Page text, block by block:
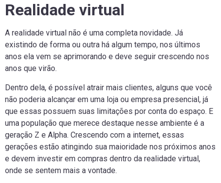
Realidade virtual
A realidade virtual não é uma completa novidade. Já
existindo de forma ou outra há algum tempo, nos últimos
anos ela vem se aprimorando e deve seguir crescendo nos
anos que virão.
Dentro dela, é possível atrair mais clientes, alguns que você
não poderia alcançar em uma loja ou empresa presencial, já
que essas possuem suas limitações por conta do espaço. E
uma população que merece destaque nesse ambiente é a
geração Z e Alpha. Crescendo com a internet, essas
gerações estão atingindo sua maioridade nos próximos anos
e devem investir em compras dentro da realidade virtual,
onde se sentem mais a vontade.